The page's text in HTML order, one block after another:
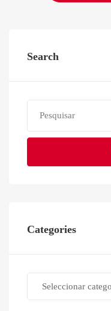
Search
Categories